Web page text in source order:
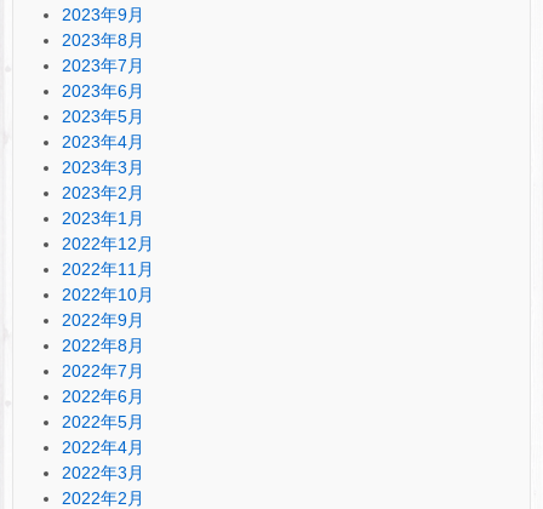
2023年9月
2023年8月
2023年7月
2023年6月
2023年5月
2023年4月
2023年3月
2023年2月
2023年1月
2022年12月
2022年11月
2022年10月
2022年9月
2022年8月
2022年7月
2022年6月
2022年5月
2022年4月
2022年3月
2022年2月